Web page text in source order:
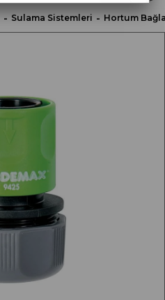
Sulama Sistemleri Hortum